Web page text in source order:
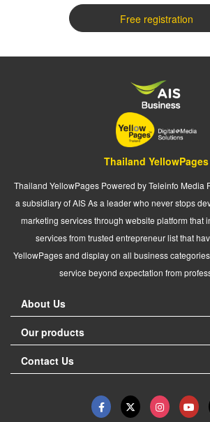
Free registration
Thailand YellowPages
Thailand YellowPages Powered by Teleinfo Media
a subsidiary of AIS As a leader who never stops
marketing services through website platform that
services from trusted entrepreneur list that
YellowPages and display on all business
service beyond expectation from
About Us
Our products
Contact Us